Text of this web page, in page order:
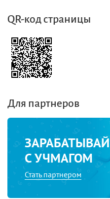
QR-код страницы
Для партнеров
ЗАРАБАТЫВАЙ
С УЧМАГОМ
Стать партнером